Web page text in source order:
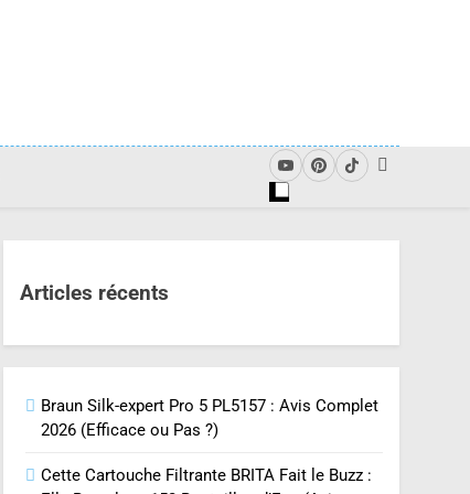
Articles récents
Braun Silk-expert Pro 5 PL5157 : Avis Complet
2026 (Efficace ou Pas ?)
Cette Cartouche Filtrante BRITA Fait le Buzz :